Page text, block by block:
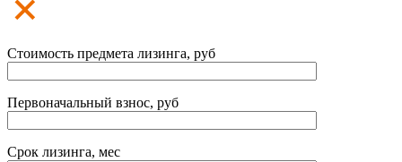
Стоимость предмета лизинга, руб
Первоначальный взнос, руб
Срок лизинга, мес